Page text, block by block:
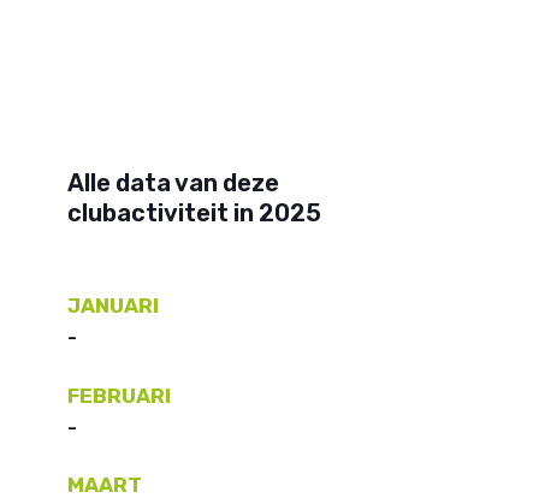
Alle data van deze
clubactiviteit in 2025
JANUARI
-
FEBRUARI
-
MAART